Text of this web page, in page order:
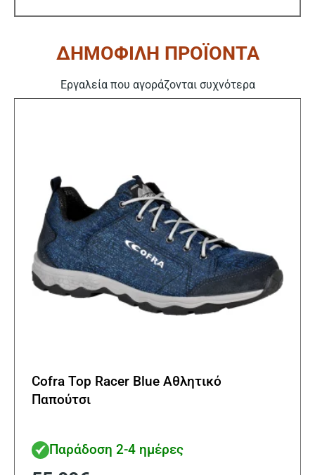
ΔΗΜΟΦΙΛΗ ΠΡΟΪΟΝΤΑ
Εργαλεία που αγοράζονται συχνότερα
Cofra Top Racer Blue Αθλητικό
Παπούτσι
Παράδοση 2-4 ημέρες